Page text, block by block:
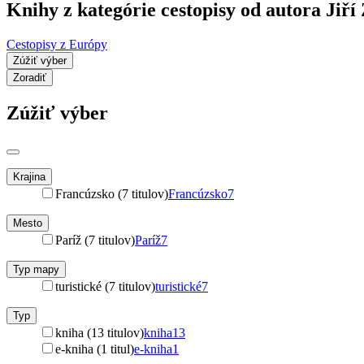
Knihy z kategórie cestopisy od autora Jiří
Cestopisy z Európy
Zúžiť výber
Zoradiť
Zúžiť výber
Krajina
Francúzsko (7 titulov)Francúzsko7
Mesto
Paríž (7 titulov)Paríž7
Typ mapy
turistické (7 titulov)turistické7
Typ
kniha (13 titulov)kniha13
e-kniha (1 titul)e-kniha1